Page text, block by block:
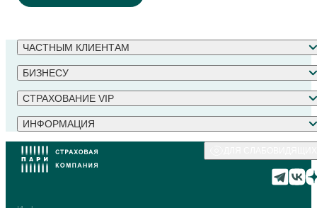
ЧАСТНЫМ КЛИЕНТАМ
БИЗНЕСУ
СТРАХОВАНИЕ VIP
ИНФОРМАЦИЯ